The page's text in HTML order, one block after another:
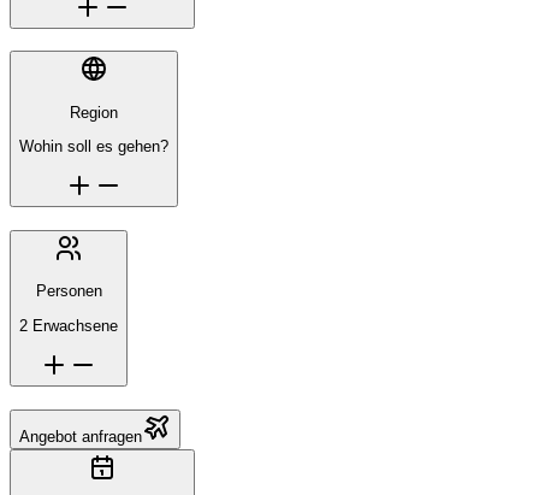
Region
Wohin soll es gehen?
Personen
2 Erwachsene
Angebot anfragen